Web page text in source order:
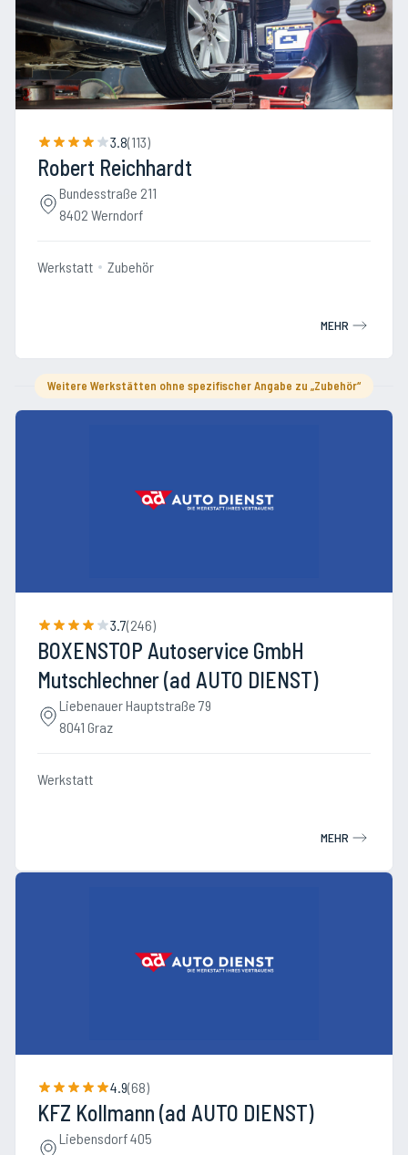
3.8(113)
Robert Reichhardt
Bundesstraße 211
8402 Werndorf
Werkstatt Zubehör
MEHR
Weitere Werkstätten ohne spezifischer Angabe zu „Zubehör“
3.7(246)
BOXENSTOP Autoservice GmbH
Mutschlechner (ad AUTO DIENST)
Liebenauer Hauptstraße 79
8041 Graz
Werkstatt
MEHR
4.9(68)
KFZ Kollmann (ad AUTO DIENST)
Liebensdorf 405